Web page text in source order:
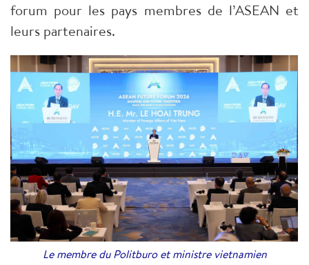
forum pour les pays membres de l’ASEAN et
leurs partenaires.
Le membre du Politburo et ministre vietnamien